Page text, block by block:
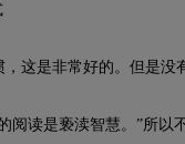
是非常好的。但是没
读是亵渎智慧。”所以